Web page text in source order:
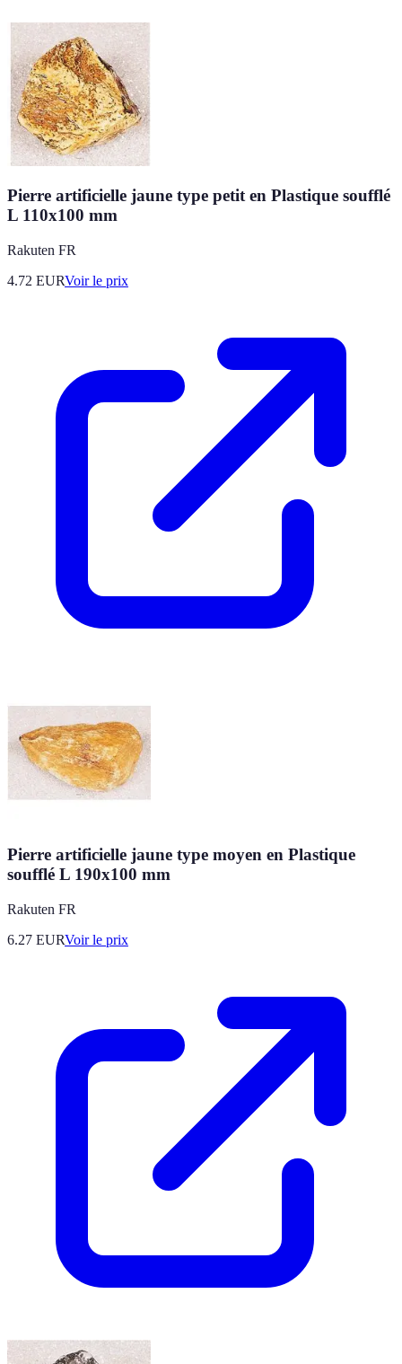
Pierre artificielle jaune type petit en Plastique soufflé
L 110x100 mm
Rakuten FR
4.72 EURVoir le prix
Pierre artificielle jaune type moyen en Plastique
soufflé L 190x100 mm
Rakuten FR
6.27 EURVoir le prix